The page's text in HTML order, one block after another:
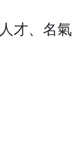
才、名氣